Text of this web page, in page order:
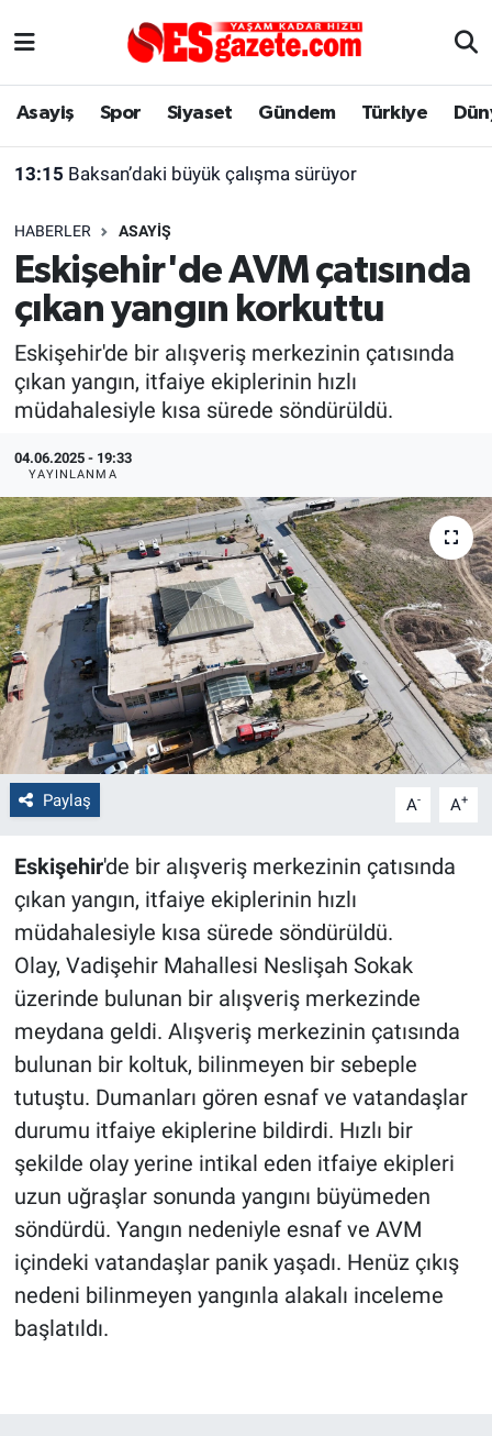
Asayiş Spor Siyaset Gündem Türkiye
13:15 Baksan’daki büyük çalışma sürüyor
HABERLER ASAYIŞ
Eskişehir'de AVM çatısında
çıkan yangın korkuttu
Eskişehir'de bir alışveriş merkezinin çatısında
çıkan yangın, itfaiye ekiplerinin hızlı
müdahalesiyle kısa sürede söndürüldü.
04.06.2025 - 19:33
YAYINLANMA
Paylaş A- A+
Eskişehir'de bir alışveriş merkezinin çatısında
çıkan yangın, itfaiye ekiplerinin hızlı
müdahalesiyle kısa sürede söndürüldü.
Olay, Vadişehir Mahallesi Neslişah Sokak
üzerinde bulunan bir alışveriş merkezinde
meydana geldi. Alışveriş merkezinin çatısında
bulunan bir koltuk, bilinmeyen bir sebeple
tutuştu. Dumanları gören esnaf ve vatandaşlar
durumu itfaiye ekiplerine bildirdi. Hızlı bir
şekilde olay yerine intikal eden itfaiye ekipleri
uzun uğraşlar sonunda yangını büyümeden
söndürdü. Yangın nedeniyle esnaf ve AVM
içindeki vatandaşlar panik yaşadı. Henüz çıkış
nedeni bilinmeyen yangınla alakalı inceleme
başlatıldı.
Asayiş
Gündem
Türkiye
Dünya
Sağlık
Alış-Veriş/İş dünyası
Yaşam
Eskişehirspor Arşivi
Eskişehir Arşivi
Röportaj
Ekonomi
Kültür Sanat
Politika
Bilecik
Kütahya
Gezi
Genel
Çevre
Yerel
Magazin
Bilim ve Teknoloji
Eskişehir Nöbetçi Eczaneler
Süper Lig Puan Durumu ve Fikstür
Tüm Manşetler
Son Dakika Haberleri
Haber Arşivi